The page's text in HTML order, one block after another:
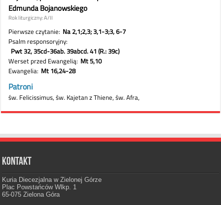
Kontakt
Kuria Diecezjalna w Zielonej Górze
Plac Powstańców Wlkp. 1
65-075 Zielona Góra